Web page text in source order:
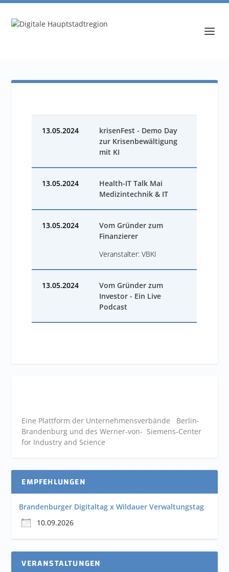
13.05.2024
krisenFest - Demo Day
zur Krisenbewältigung
mit KI
13.05.2024
Health-IT Talk Mai
Medizintechnik & IT
13.05.2024
Vom Gründer zum
Finanzierer
Veranstalter: VBKI
13.05.2024
Vom Gründer zum
Investor - Ein Live
Podcast
Eine Plattform der Unternehmensverbände Berlin-
Brandenburg und des Werner-von- Siemens-Center
for Industry and Science
EMPFEHLUNGEN
Brandenburger Digitaltag x Wildauer Verwaltungstag
10.09.2026
VERANSTALTUNGEN